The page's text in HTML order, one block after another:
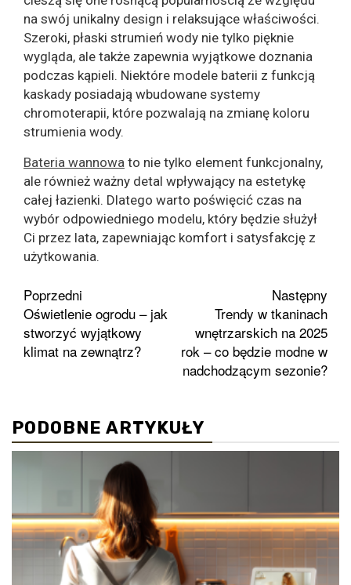
na swój unikalny design i relaksujące właściwości.
Szeroki, płaski strumień wody nie tylko pięknie
wygląda, ale także zapewnia wyjątkowe doznania
podczas kąpieli. Niektóre modele baterii z funkcją
kaskady posiadają wbudowane systemy
chromoterapii, które pozwalają na zmianę koloru
strumienia wody.
Bateria wannowa to nie tylko element funkcjonalny,
ale również ważny detal wpływający na estetykę
całej łazienki. Dlatego warto poświęcić czas na
wybór odpowiedniego modelu, który będzie służył
Ci przez lata, zapewniając komfort i satysfakcję z
użytkowania.
Zobacz
wpisy
Poprzedni
Oświetlenie ogrodu – jak
stworzyć wyjątkowy
klimat na zewnątrz?
Następny
Trendy w tkaninach
wnętrzarskich na 2025
rok – co będzie modne w
nadchodzącym sezonie?
PODOBNE ARTYKUŁY